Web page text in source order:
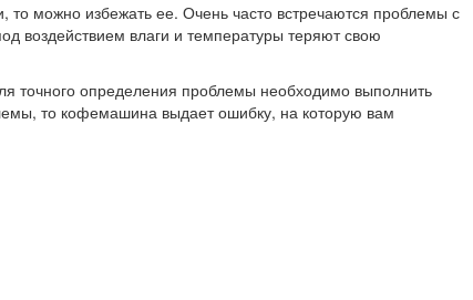
то можно избежать ее. Очень часто встречаются проблемы с
воздействием влаги и температуры теряют свою
точного определения проблемы необходимо выполнить
то кофемашина выдает ошибку, на которую вам